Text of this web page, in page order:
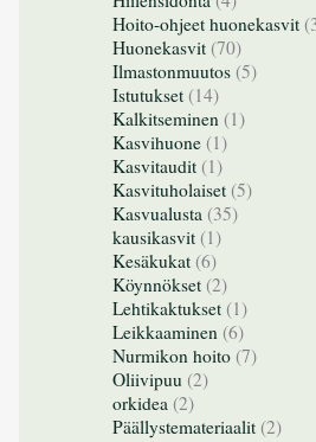
Hoito-ohjeet huonekasvit
Huonekasvit(70)
Ilmastonmuutos(5)
Istutukset(14)
Kalkitseminen(1)
Kasvihuone(1)
Kasvitaudit(1)
Kasvituholaiset(5)
Kasvualusta(35)
kausikasvit(1)
Kesäkukat(6)
Köynnökset(2)
Lehtikaktukset(1)
Leikkaaminen(6)
Nurmikon hoito(7)
Oliivipuu(2)
orkidea(2)
Päällystemateriaalit(2)